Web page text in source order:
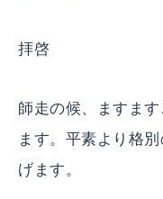
拝啓
師走の候、ますま
ます。平素より格
げます。